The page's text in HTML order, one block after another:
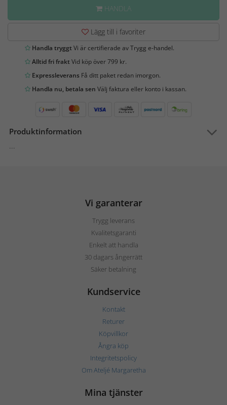
HANDLA
Lägg till i favoriter
Handla tryggtVi är certifierade av Trygg e-handel.
Alltid fri fraktVid köp över 799 kr.
Expressleverans Få ditt paket redan imorgon.
Handla nu, betala sen Välj faktura eller konto i kassan.
Produktinformation
...
Vi garanterar
Trygg leverans
Kvalitetsgaranti
Enkelt att handla
30 dagars ångerrätt
Säker betalning
Kundservice
Kontakt
Returer
Köpvillkor
Ångra köp
Integritetspolicy
Om Ateljé Margaretha
Mina tjänster